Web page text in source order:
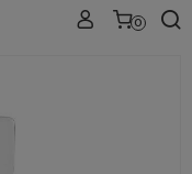
0